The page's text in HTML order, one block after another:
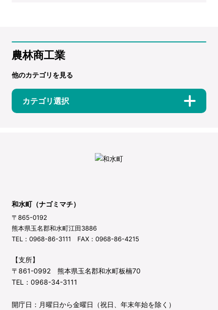
農林商工業
他のカテゴリを見る
カテゴリ選択
和水町（ナゴミマチ）
〒865-0192
熊本県玉名郡和水町江田3886
TEL：0968-86-3111 FAX：0968-86-4215
【支所】
〒861-0992 熊本県玉名郡和水町板楠70
TEL：0968-34-3111
開庁日：月曜日から金曜日（祝日、年末年始を除く）